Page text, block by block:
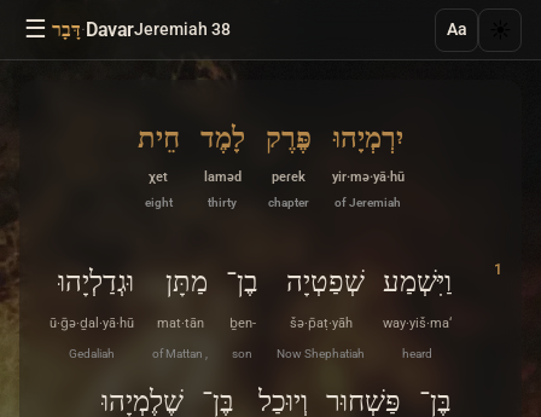
☰ דָּבָר·DavarJeremiah 38 Aa
יִרְמְיָהוּ
yir·mə·yā·hū
of Jeremiah
פֶּרֶק
peɾek
chapter
לָמֶד
laməd
thirty
חֵית
χet
eight
1 וַיִּשְׁמַע
way·yiš·ma‘
heard
שְׁפַטְיָה
šə·p̄aṭ·yāh
Now Shephatiah
בֶן־
ḇen-
son
מַתָּן
mat·tān
of Mattan ,
וּגְדַלְיָהוּ
ū·ḡə·ḏal·yā·hū
Gedaliah
בֶּן־ פַּשְׁחוּר וְיוּכַל בֶּן־ שֶׁלֶמְיָהוּ